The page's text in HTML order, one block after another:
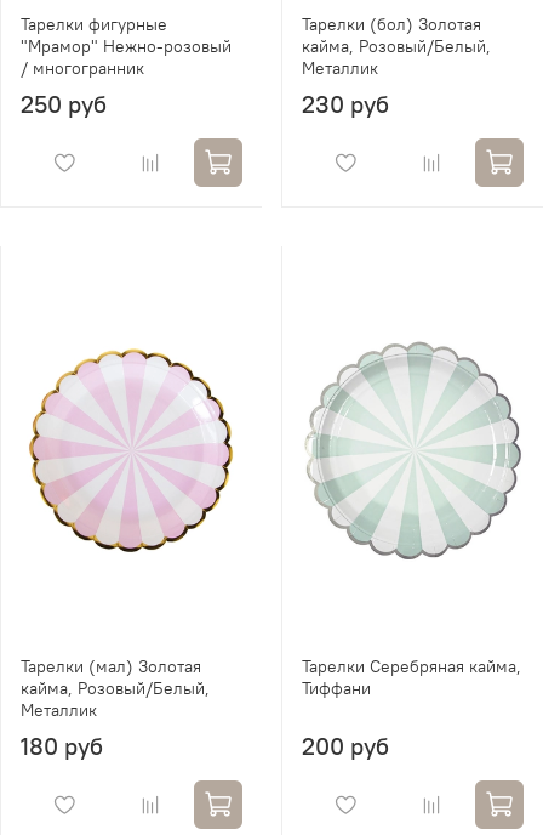
Тарелки фигурные
"Мрамор" Нежно-розовый
/ многогранник
250 руб
Тарелки (бол) Золотая
кайма, Розовый/Белый,
Металлик
230 руб
Тарелки (мал) Золотая
кайма, Розовый/Белый,
Металлик
180 руб
Тарелки Серебряная кайма,
Тиффани
200 руб